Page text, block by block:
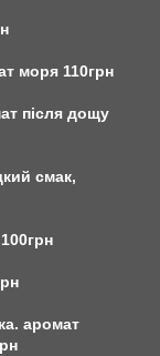
моря 110грн
після дощу
смак,
аромат